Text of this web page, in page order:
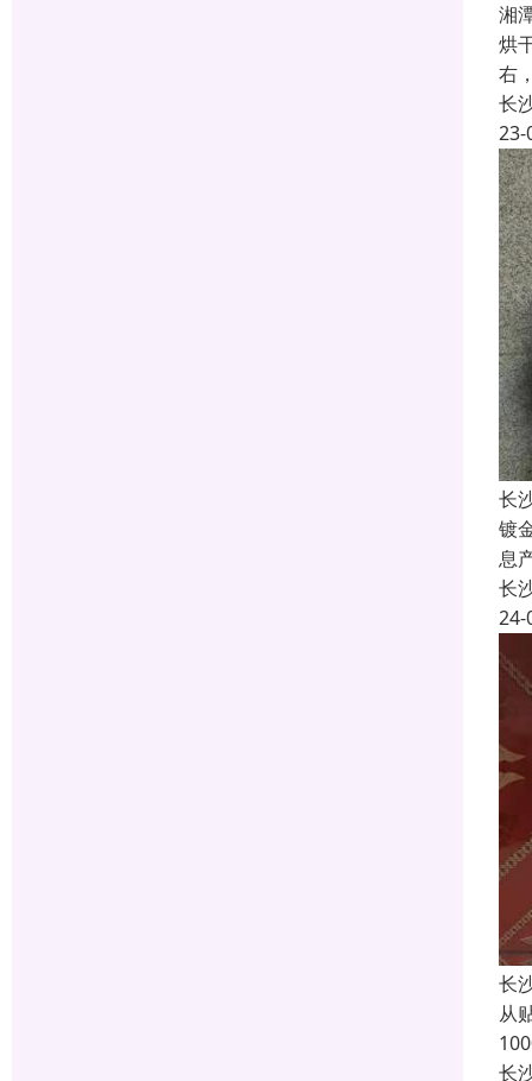
湘
烘
右
长
23-
长
镀
息
长
24-
长
从
长